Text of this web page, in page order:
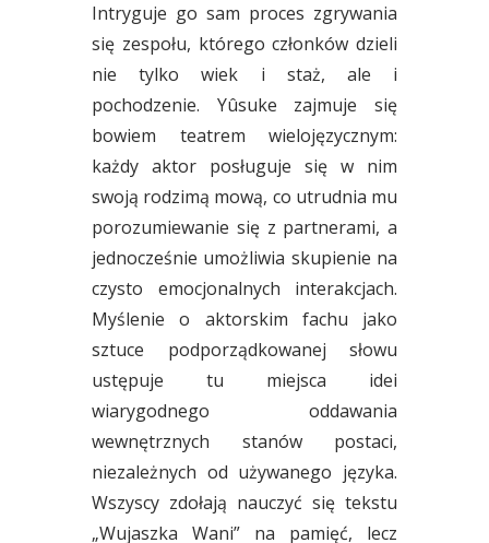
Intryguje go sam proces zgrywania
się zespołu, którego członków dzieli
nie tylko wiek i staż, ale i
pochodzenie. Yûsuke zajmuje się
bowiem teatrem wielojęzycznym:
każdy aktor posługuje się w nim
swoją rodzimą mową, co utrudnia mu
porozumiewanie się z partnerami, a
jednocześnie umożliwia skupienie na
czysto emocjonalnych interakcjach.
Myślenie o aktorskim fachu jako
sztuce podporządkowanej słowu
ustępuje tu miejsca idei
wiarygodnego oddawania
wewnętrznych stanów postaci,
niezależnych od używanego języka.
Wszyscy zdołają nauczyć się tekstu
„Wujaszka Wani” na pamięć, lecz